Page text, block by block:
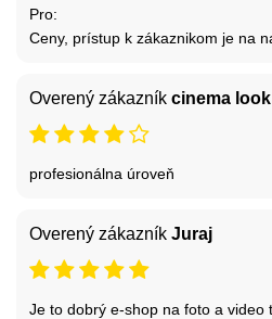
Pro:
Ceny, prístup k zákaznikom je na
Overený zákazník cinema look
profesionálna úroveň
Overený zákazník Juraj
Je to dobrý e-shop na foto a video